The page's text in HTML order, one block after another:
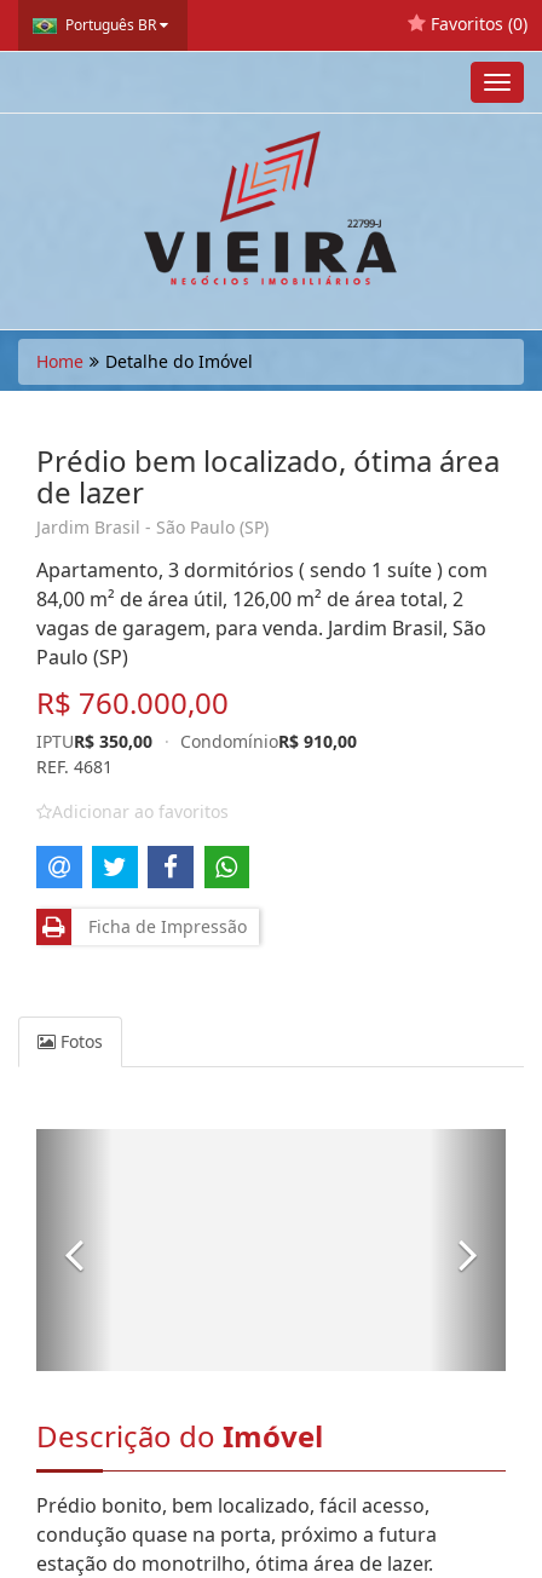
Português BR Favoritos (0)
Home Detalhe do Imóvel
Prédio bem localizado, ótima área
de lazer
Jardim Brasil - São Paulo (SP)
Apartamento, 3 dormitórios ( sendo 1 suíte ) com
84,00 m² de área útil, 126,00 m² de área total, 2
vagas de garagem, para venda. Jardim Brasil, São
Paulo (SP)
R$ 760.000,00
IPTUR$ 350,00 · CondomínioR$ 910,00
REF. 4681
Adicionar ao favoritos
Ficha de Impressão
Fotos
Descrição do Imóvel
Prédio bonito, bem localizado, fácil acesso,
condução quase na porta, próximo a futura
estação do monotrilho, ótima área de lazer.